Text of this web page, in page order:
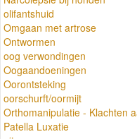
olifantshuid
Omgaan met artrose
Ontwormen
oog verwondingen
Oogaandoeningen
Oorontsteking
oorschurft/oormijt
Orthomanipulatie - Klachten
Patella Luxatie